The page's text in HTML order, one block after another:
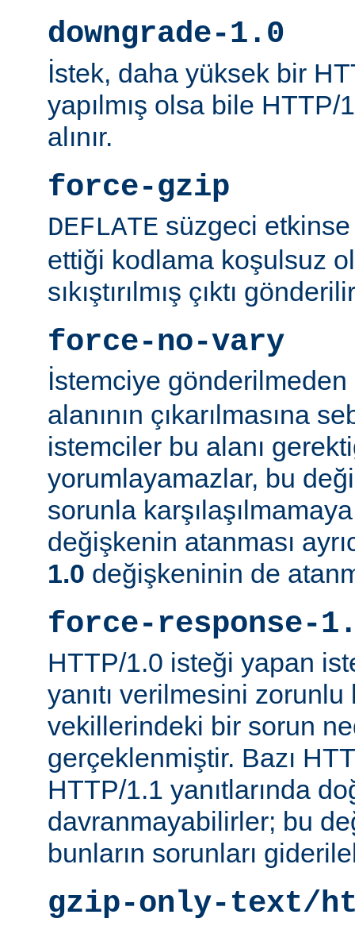
downgrade-1.0
İstek, daha yüksek bir
yapılmış olsa bile
alınır.
force-gzip
DEFLATE süzgeci etkinse
ettiği kodlama koşulsuz
sıkıştırılmış çıktı
force-no-vary
İstemciye
alanının çıkarılmasına
istemciler bu alanı
yorumlayamazlar, bu
sorunla karşılaşılmamaya
değişkenin atanması
1.0 değişkeninin de
force-response-
HTTP/1.0 isteği yapan
yanıtı verilmesini zorunlu
vekillerindeki bir sorun
gerçeklenmiştir. Bazı
HTTP/1.1 yanıtlarında
davranmayabilirler; bu
bunların sorunları
gzip-only-text/